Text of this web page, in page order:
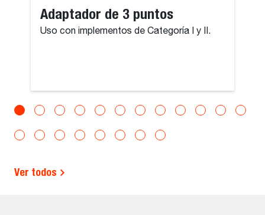
Adaptador de 3 puntos
Uso con implementos de Categoría I y II.
Ver todos